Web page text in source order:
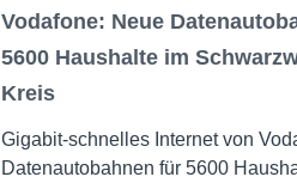
Vodafone: Neue
5600 Haushalte im
Kreis
Gigabit-schnelles Internet von
Datenautobahnen für 5600